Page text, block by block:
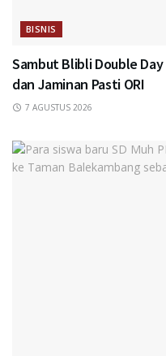
BISNIS
Sambut Blibli Double
dan Jaminan Pasti ORI
7 AGUSTUS 2026